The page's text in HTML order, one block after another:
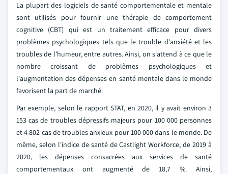
La plupart des logiciels de santé comportementale et mentale
sont utilisés pour fournir une thérapie de comportement
cognitive (CBT) qui est un traitement efficace pour divers
problèmes psychologiques tels que le trouble d'anxiété et les
troubles de l'humeur, entre autres. Ainsi, on s'attend à ce que le
nombre croissant de problèmes psychologiques et
l'augmentation des dépenses en santé mentale dans le monde
favorisent la part de marché.
Par exemple, selon le rapport STAT, en 2020, il y avait environ 3
153 cas de troubles dépressifs majeurs pour 100 000 personnes
et 4 802 cas de troubles anxieux pour 100 000 dans le monde. De
même, selon l'indice de santé de Castlight Workforce, de 2019 à
2020, les dépenses consacrées aux services de santé
comportementaux ont augmenté de 18,7 %. Ainsi,